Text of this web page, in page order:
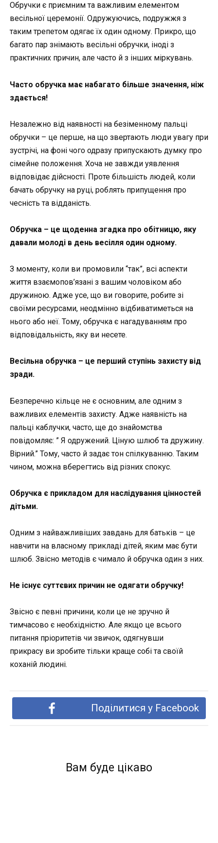
Обручки є приємним та важливим елементом
весільної церемонії. Одружуючись, подружжя з
таким трепетом одягає їх один одному. Прикро, що
багато пар знімають весільні обручки, іноді з
практичних причин, але часто й з інших міркувань.
Часто обручка має набагато більше значення, ніж
здається!
Незалежно від наявності на безіменному пальці
обручки – це перше, на що звертають люди увагу при
зустрічі, на фоні чого одразу припускають думку про
сімейне положення. Хоча не завжди уявлення
відповідає дійсності. Проте більшість людей, коли
бачать обручку на руці, роблять припущення про
чесність та відданість.
Обручка – це щоденна згадка про обітницю, яку
давали молоді в день весілля один одному.
З моменту, коли ви промовили “так”, всі аспекти
життя взаємопов’язані з вашим чоловіком або
дружиною. Адже усе, що ви говорите, робите зі
своїми ресурсами, неодмінно відбиватиметься на
нього або неї. Тому, обручка є нагадуванням про
відповідальність, яку ви несете.
Весільна обручка – це перший ступінь захисту від
зради.
Безперечно кільце не є основним, але одним з
важливих елементів захисту. Адже наявність на
пальці каблучки, часто, ще до знайомства
повідомляє: ” Я одружений. Ціную шлюб та дружину.
Вірний.” Тому, часто й задає тон спілкуванню. Таким
чином, можна вберегтись від різних спокус.
Обручка є прикладом для наслідування цінностей
дітьми.
Одним з найважливіших завдань для батьків – це
навчити на власному прикладі дітей, яким має бути
шлюб. Звісно методів є чимало й обручка один з них.
Не існує суттєвих причин не одягати обручку!
Звісно є певні причини, коли це не зручно й
тимчасово є необхідністю. Але якщо це всього
питання пріоритетів чи звичок, одягнувши
прикрасу ви зробите тільки краще собі та своїй
коханій людині.
Поділитися у Facebook
Вам буде цікаво